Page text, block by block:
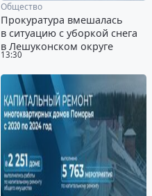
13:30
Общество
Прокуратура вмешалась
в ситуацию с уборкой снега
в Лешуконском округе